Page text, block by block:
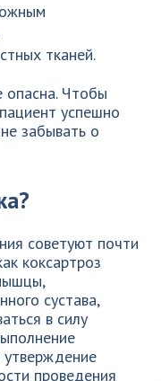
тканей.
опасна. Чтобы
успешно
забывать о
советуют почти
коксартроз
сустава,
в силу
проведения